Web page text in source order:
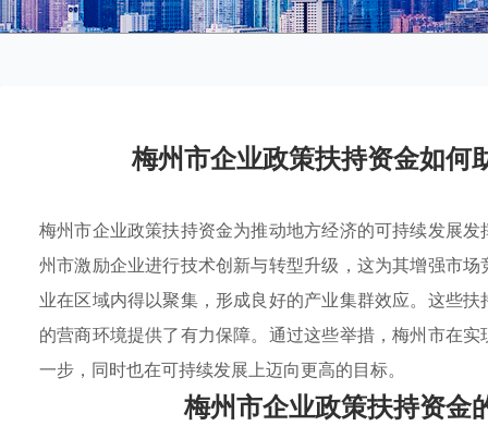
梅州市企业政策扶持资金如何
梅州市企业政策扶持资金为推动地方经济的可持续发展
州市激励企业进行技术创新与转型升级，这为其增强市
业在区域内得以聚集，形成良好的产业集群效应。这些
的营商环境提供了有力保障。通过这些举措，梅州市在
一步，同时也在可持续发展上迈向更高的目标。
梅州市企业政策扶持资金